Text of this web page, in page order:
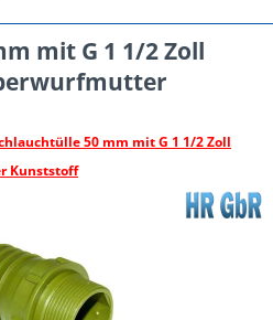
mit G 1 1/2 Zoll
50 mm mit G 1 1/2 Zoll
Kunststoff